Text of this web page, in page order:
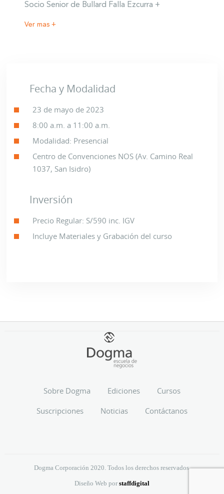
Socio Senior de Bullard Falla Ezcurra +
Ver mas +
Fecha y Modalidad
23 de mayo de 2023
8:00 a.m. a 11:00 a.m.
Modalidad: Presencial
Centro de Convenciones NOS (Av. Camino Real
1037, San Isidro)
Inversión
Precio Regular: S/590 inc. IGV
Incluye Materiales y Grabación del curso
Sobre Dogma Ediciones
Cursos
Suscripciones
Noticias Contáctanos
Dogma Corporación 2020. Todos los derechos reservados.
Diseño Web porstaffdigital